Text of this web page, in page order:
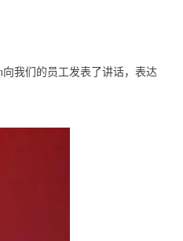
向我们的员工发表了讲话，表达